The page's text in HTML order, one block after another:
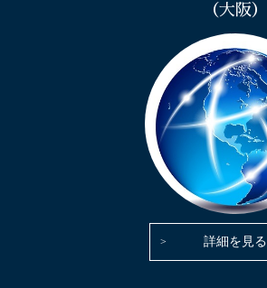
（大阪）
詳細を見る